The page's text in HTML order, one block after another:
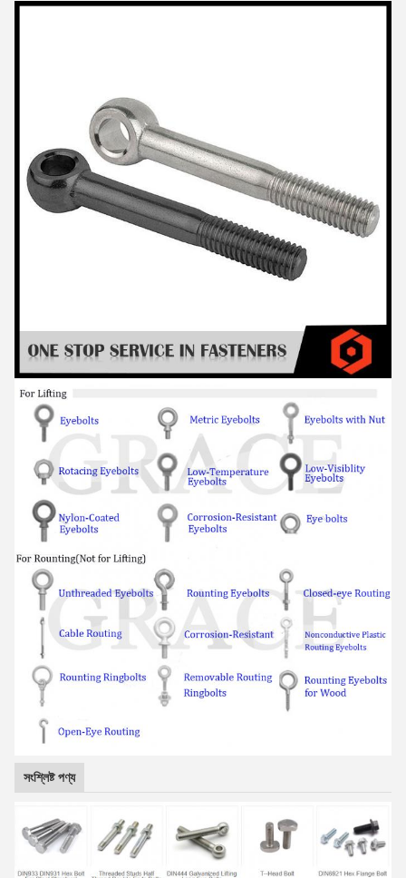
সংশ্লিষ্ট পণ্য